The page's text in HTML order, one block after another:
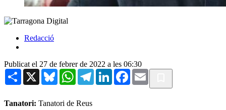
Redacció
Publicat el 27 de febrer de 2022 a les 06:30
Share X BlueskyWhatsAppTelegramLinkedInFacebook
Email
Tanatori: Tanatori de Reus